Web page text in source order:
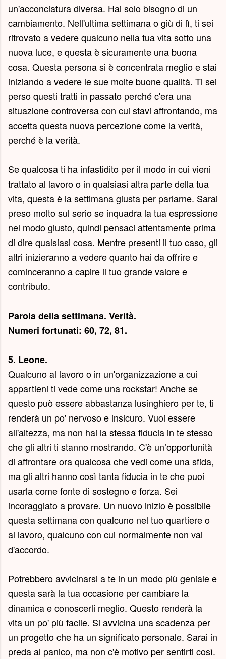
un'acconciatura diversa. Hai solo bisogno di un
cambiamento. Nell'ultima settimana o giù di lì, ti sei
ritrovato a vedere qualcuno nella tua vita sotto una
nuova luce, e questa è sicuramente una buona
cosa. Questa persona si è concentrata meglio e stai
iniziando a vedere le sue molte buone qualità. Ti sei
perso questi tratti in passato perché c'era una
situazione controversa con cui stavi affrontando, ma
accetta questa nuova percezione come la verità,
perché è la verità.
Se qualcosa ti ha infastidito per il modo in cui vieni
trattato al lavoro o in qualsiasi altra parte della tua
vita, questa è la settimana giusta per parlarne. Sarai
preso molto sul serio se inquadra la tua espressione
nel modo giusto, quindi pensaci attentamente prima
di dire qualsiasi cosa. Mentre presenti il tuo caso, gli
altri inizieranno a vedere quanto hai da offrire e
cominceranno a capire il tuo grande valore e
contributo.
Parola della settimana. Verità.
Numeri fortunati: 60, 72, 81.
5. Leone.
Qualcuno al lavoro o in un'organizzazione a cui
appartieni ti vede come una rockstar! Anche se
questo può essere abbastanza lusinghiero per te, ti
renderà un po' nervoso e insicuro. Vuoi essere
all'altezza, ma non hai la stessa fiducia in te stesso
che gli altri ti stanno mostrando. C'è un’opportunità
di affrontare ora qualcosa che vedi come una sfida,
ma gli altri hanno così tanta fiducia in te che puoi
usarla come fonte di sostegno e forza. Sei
incoraggiato a provare. Un nuovo inizio è possibile
questa settimana con qualcuno nel tuo quartiere o
al lavoro, qualcuno con cui normalmente non vai
d'accordo.
Potrebbero avvicinarsi a te in un modo più geniale e
questa sarà la tua occasione per cambiare la
dinamica e conoscerli meglio. Questo renderà la
vita un po' più facile. Si avvicina una scadenza per
un progetto che ha un significato personale. Sarai in
preda al panico, ma non c'è motivo per sentirti così.